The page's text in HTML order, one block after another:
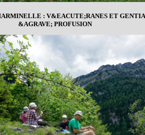
: V&EACUTE;RANES ET
&AGRAVE; PROFUSION